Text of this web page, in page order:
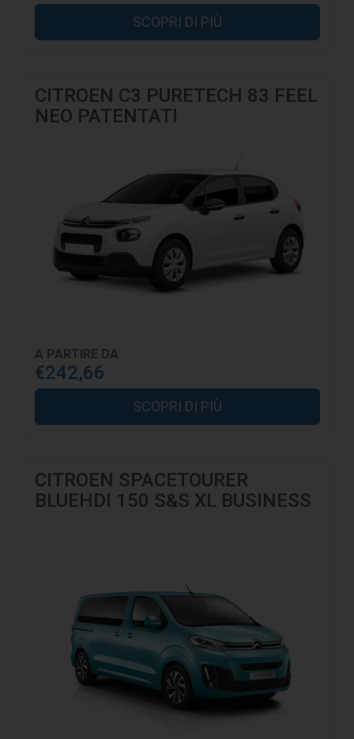
SCOPRI DI PIÙ
CITROEN C3 PURETECH 83 FEEL
NEO PATENTATI
A PARTIRE DA
€242,66
SCOPRI DI PIÙ
CITROEN SPACETOURER
BLUEHDI 150 S&S XL BUSINESS